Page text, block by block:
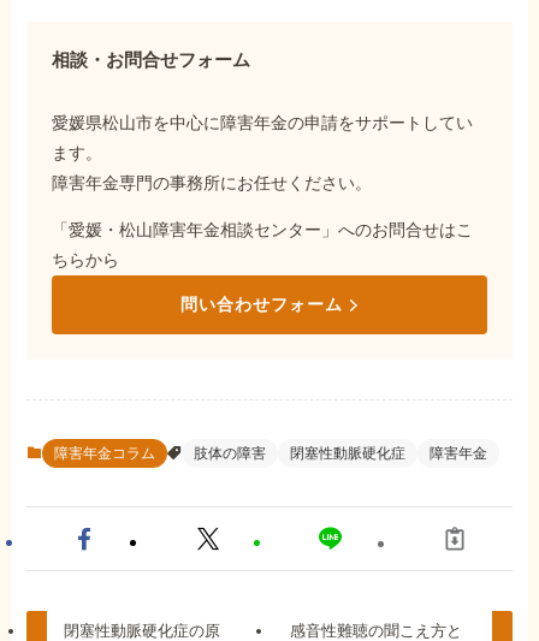
相談・お問合せフォーム
愛媛県松山市を中心に障害年金の申請をサポートしてい
ます。
障害年金専門の事務所にお任せください。
「愛媛・松山障害年金相談センター」へのお問合せはこ
ちらから
問い合わせフォーム
障害年金コラム 肢体の障害 閉塞性動脈硬化症 障害年金
閉塞性動脈硬化症の原
感音性難聴の聞こえ方と